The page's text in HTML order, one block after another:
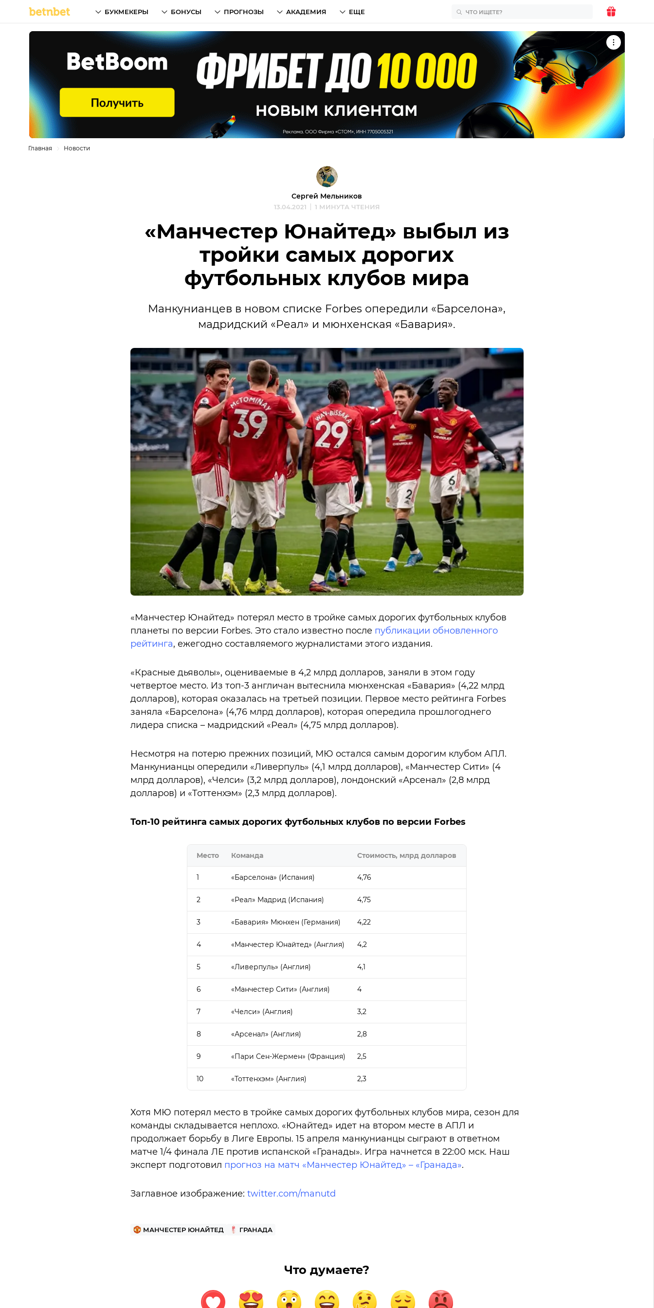
БУКМЕКЕРЫ БОНУСЫ ПРОГНОЗЫ АКАДЕМИЯ ЕЩЕ
Главная Новости
Сергей Мельников
13.04.2021 1 МИНУТА ЧТЕНИЯ
«Манчестер Юнайтед» выбыл из
тройки самых дорогих
футбольных клубов мира
Манкунианцев в новом списке Forbes опередили «Барселона»,
мадридский «Реал» и мюнхенская «Бавария».
«Манчестер Юнайтед» потерял место в тройке самых дорогих футбольных клубов
планеты по версии Forbes. Это стало известно после публикации обновленного
рейтинга, ежегодно составляемого журналистами этого издания.
«Красные дьяволы», оцениваемые в 4,2 млрд долларов, заняли в этом году
четвертое место. Из топ-3 англичан вытеснила мюнхенская «Бавария» (4,22 млрд
долларов), которая оказалась на третьей позиции. Первое место рейтинга Forbes
заняла «Барселона» (4,76 млрд долларов), которая опередила прошлогоднего
лидера списка – мадридский «Реал» (4,75 млрд долларов).
Несмотря на потерю прежних позиций, МЮ остался самым дорогим клубом АПЛ.
Манкунианцы опередили «Ливерпуль» (4,1 млрд долларов), «Манчестер Сити» (4
млрд долларов), «Челси» (3,2 млрд долларов), лондонский «Арсенал» (2,8 млрд
долларов) и «Тоттенхэм» (2,3 млрд долларов).
Топ-10 рейтинга самых дорогих футбольных клубов по версии Forbes
Место Команда Стоимость, млрд долларов
1 «Барселона» (Испания) 4,76
2 «Реал» Мадрид (Испания) 4,75
3 «Бавария» Мюнхен (Германия) 4,22
4 «Манчестер Юнайтед» (Англия) 4,2
5 «Ливерпуль» (Англия) 4,1
6 «Манчестер Сити» (Англия) 4
7 «Челси» (Англия) 3,2
8 «Арсенал» (Англия) 2,8
9 «Пари Сен-Жермен» (Франция) 2,5
10 «Тоттенхэм» (Англия) 2,3
Хотя МЮ потерял место в тройке самых дорогих футбольных клубов мира, сезон для
команды складывается неплохо. «Юнайтед» идет на втором месте в АПЛ и
продолжает борьбу в Лиге Европы. 15 апреля манкунианцы сыграют в ответном
матче 1/4 финала ЛЕ против испанской «Гранады». Игра начнется в 22:00 мск. Наш
эксперт подготовил прогноз на матч «Манчестер Юнайтед» – «Гранада».
Заглавное изображение: twitter.com/manutd
МАНЧЕСТЕР ЮНАЙТЕД ГРАНАДА
Что думаете?